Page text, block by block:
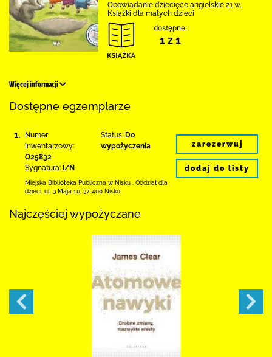
Opowiadanie dziecięce angielskie 21 w.,
Książki dla małych dzieci
dostępne:
1 z 1
Więcej informacji
Dostępne egzemplarze
1.
Numer
inwentarzowy:
O25832
Sygnatura: I/N
Status: Do
wypożyczenia
Miejska Biblioteka Publiczna w Nisku
Oddział dla
dzieci, ul. 3 Maja 10 37-400 Nisko
zarezerwuj
dodaj do listy
Najczęściej wypożyczane